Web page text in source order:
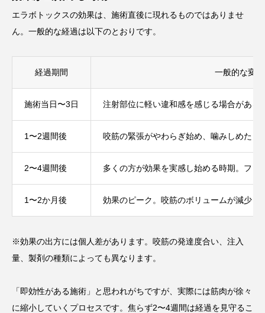
エラボトックスの効果は、施術直後に現れるものではありませ
ん。一般的な経過は以下のとおりです。
経過期間 一般的な変
施術当日〜3日 注射部位に軽い違和感を感じる場合がある
1〜2週間後 咬筋の緊張がやわらぎ始め、噛みしめた
2〜4週間後 多くの方が効果を実感し始める時期。フ
1〜2か月後 効果のピーク。咬筋のボリュームが減少し
※効果の出方には個人差があります。咬筋の発達度合い、注入
量、製剤の種類によっても異なります。
「即効性がある施術」と思われがちですが、実際には筋肉が徐々
に縮小していくプロセスです。焦らず2〜4週間は経過を見守るこ